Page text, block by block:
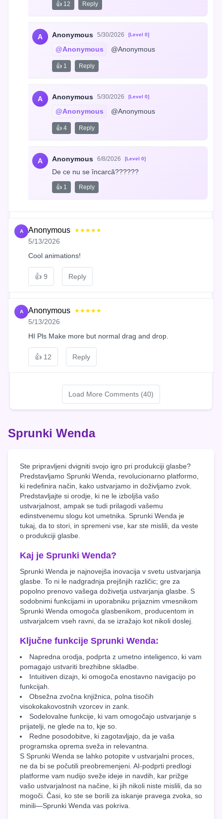
👍 12 Reply
A Anonymous 5/30/2026 [Level 0]
@Anonymous @Anonymous
👍 1 Reply
A Anonymous 5/30/2026 [Level 0]
@Anonymous @Anonymous
👍 4 Reply
A Anonymous 6/8/2026 [Level 0]
De ce nu se încarcă??????
👍 1 Reply
A Anonymous ★★★★★
5/13/2026
Cool animations!
👍 9 Reply
A Anonymous ★★★★★
5/13/2026
HI Pls Make more but normal drag and drop.
👍 12 Reply
Load More Comments (40)
Sprunki Wenda
Ste pripravljeni dvigniti svojo igro pri produkciji glasbe?
Predstavljamo Sprunki Wenda, revolucionarno platformo,
ki redefinira način, kako ustvarjamo in doživljamo zvok.
Predstavljajte si orodje, ki ne le izboljša vašo
ustvarjalnost, ampak se tudi prilagodi vašemu
edinstvenemu slogu kot umetnika. Sprunki Wenda je
tukaj, da to stori, in spremeni vse, kar ste mislili, da veste
o produkciji glasbe.
Kaj je Sprunki Wenda?
Sprunki Wenda je najnovejša inovacija v svetu ustvarjanja
glasbe. To ni le nadgradnja prejšnjih različic; gre za
popolno prenovo vašega doživetja ustvarjanja glasbe. S
sodobnimi funkcijami in uporabniku prijaznim vmesnikom
Sprunki Wenda omogoča glasbenikom, producentom in
ustvarjalcem vseh ravni, da se izražajo kot nikoli doslej.
Ključne funkcije Sprunki Wenda:
Napredna orodja, podprta z umetno inteligenco, ki vam
pomagajo ustvariti brezhibne skladbe.
Intuitiven dizajn, ki omogoča enostavno navigacijo po
funkcijah.
Obsežna zvočna knjižnica, polna tisočih
visokokakovostnih vzorcev in zank.
Sodelovalne funkcije, ki vam omogočajo ustvarjanje s
prijatelji, ne glede na to, kje so.
Redne posodobitve, ki zagotavljajo, da je vaša
programska oprema sveža in relevantna.
S Sprunki Wenda se lahko potopite v ustvarjalni proces,
ne da bi se počutili preobremenjeni. AI-podprti predlogi
platforme vam nudijo sveže ideje in navdih, kar prižge
vašo ustvarjalnost na načine, ki jih nikoli niste mislili, da so
mogoči. Časi, ko ste se borili za iskanje pravega zvoka, so
minili—Sprunki Wenda vas pokriva.